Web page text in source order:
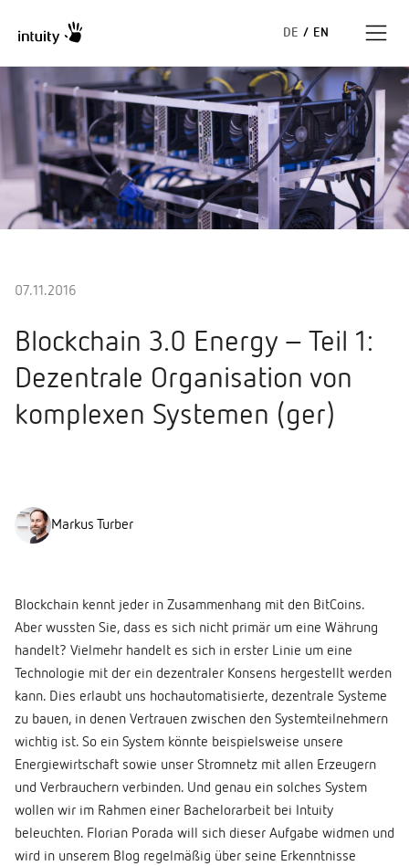
DE / EN
Expertise
Success Stories
Insights
07.11.2016
Blockchain 3.0 Energy – Teil 1:
Dezentrale Organisation von
komplexen Systemen (ger)
Markus Turber
Blockchain kennt jeder in Zusammenhang mit den BitCoins.
Aber wussten Sie, dass es sich nicht primär um eine Währung
handelt? Vielmehr handelt es sich in erster Linie um eine
Technologie mit der ein dezentraler Konsens hergestellt werden
kann. Dies erlaubt uns hochautomatisierte, dezentrale Systeme
zu bauen, in denen Vertrauen zwischen den Systemteilnehmern
wichtig ist. So ein System könnte beispielsweise unsere
Energiewirtschaft sowie unser Stromnetz mit allen Erzeugern
und Verbrauchern verbinden. Und genau ein solches System
wollen wir im Rahmen einer Bachelorarbeit bei Intuity
beleuchten. Florian Porada will sich dieser Aufgabe widmen und
wird in unserem Blog regelmäßig über seine Erkenntnisse